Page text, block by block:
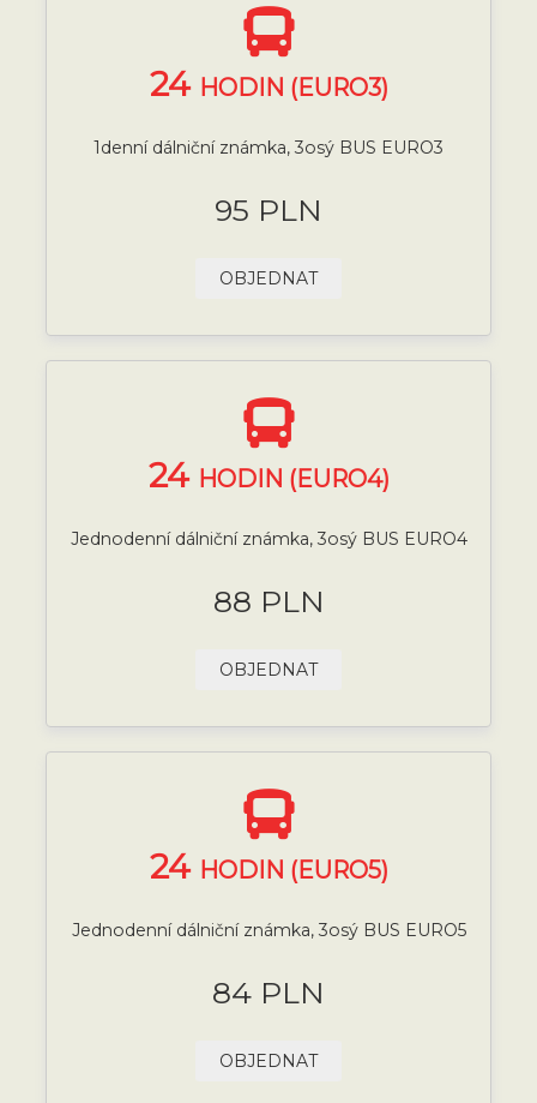
24 HODIN (EURO3)
1denní dálniční známka, 3osý BUS EURO3
95 PLN
OBJEDNAT
24 HODIN (EURO4)
Jednodenní dálniční známka, 3osý BUS EURO4
88 PLN
OBJEDNAT
24 HODIN (EURO5)
Jednodenní dálniční známka, 3osý BUS EURO5
84 PLN
OBJEDNAT